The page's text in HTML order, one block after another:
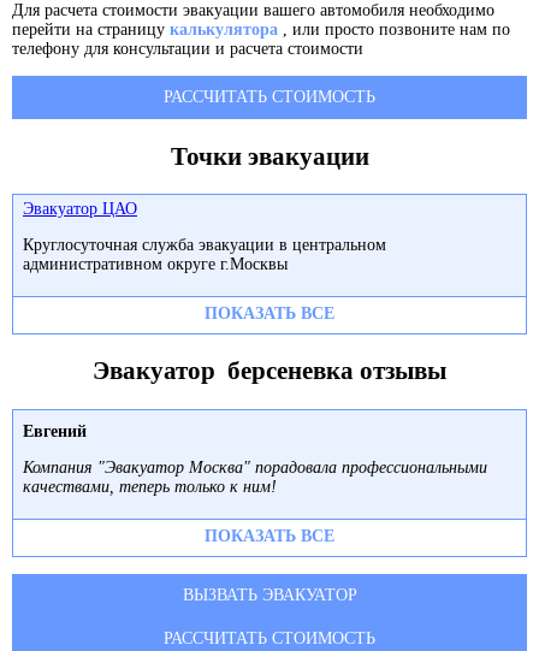
Для расчета стоимости эвакуации вашего автомобиля необходимо
перейти на страницу калькулятора , или просто позвоните нам по
телефону для консультации и расчета стоимости
РАССЧИТАТЬ СТОИМОСТЬ
Точки эвакуации
Эвакуатор ЦАО
Круглосуточная служба эвакуации в центральном
административном округе г.Москвы
ПОКАЗАТЬ ВСЕ
Эвакуатор берсеневка отзывы
Евгений
Компания "Эвакуатор Москва" порадовала профессиональными
качествами, теперь только к ним!
ПОКАЗАТЬ ВСЕ
ВЫЗВАТЬ ЭВАКУАТОР
РАССЧИТАТЬ СТОИМОСТЬ